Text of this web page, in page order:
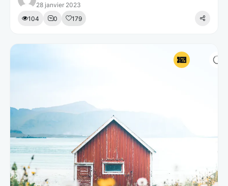
28 janvier 2023
104
0 179